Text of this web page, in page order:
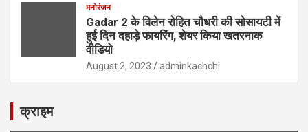
मनोरंजन
Gadar 2 के विलेन रोहित चौधरी की सोसायटी में
हुई दिन दहाड़े फायरिंग, शेयर किया खतरनाक
वीडियो
August 2, 2023 adminkachchi
क्राइम